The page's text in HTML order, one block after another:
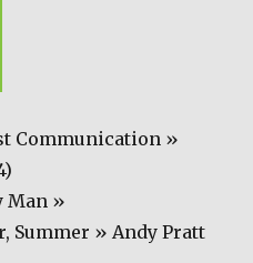
Communication »
Man »
Summer » Andy Pratt